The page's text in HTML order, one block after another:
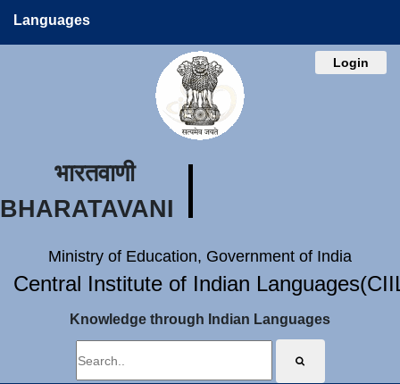
Languages
Login
भारतवाणी
BHARATAVANI
Ministry of Education, Government of India
Central Institute of Indian
Knowledge through Indian Languages